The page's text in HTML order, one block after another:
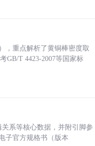
，重点解析了黄铜棒密度取
GB/T 4423-2007等国家标
系等核心数据，并附引脚参
子官方规格书（版本